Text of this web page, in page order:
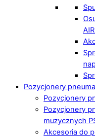
Pozycjonery
Pozycjonery
Pozycjonery
muzycznych
Akcesoria do